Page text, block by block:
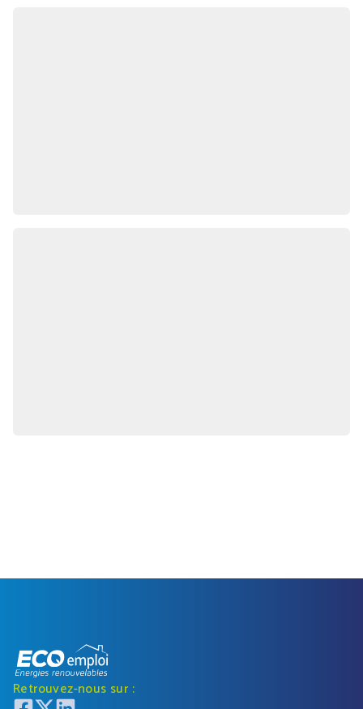
Retrouvez-nous sur :